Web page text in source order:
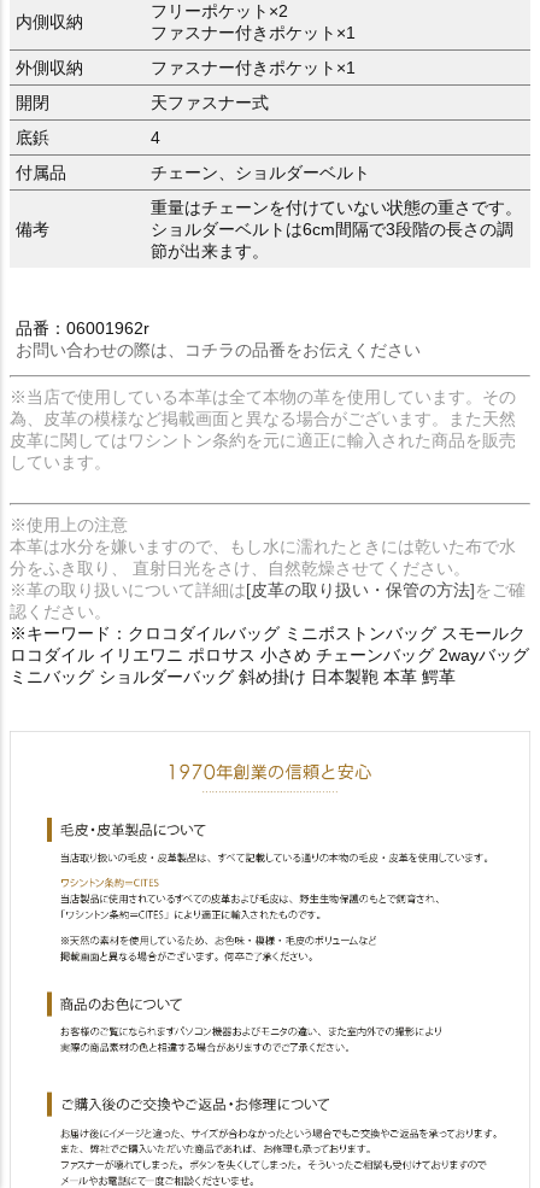
内側収納
フリーポケット×2
ファスナー付きポケット×1
外側収納
ファスナー付きポケット×1
開閉
天ファスナー式
底鋲
4
付属品
チェーン、ショルダーベルト
備考
重量はチェーンを付けていない状態の重さです。
ショルダーベルトは6cm間隔で3段階の長さの調
節が出来ます。
品番：06001962r
お問い合わせの際は、コチラの品番をお伝えください
※当店で使用している本革は全て本物の革を使用しています。その
為、皮革の模様など掲載画面と異なる場合がございます。また天然
皮革に関してはワシントン条約を元に適正に輸入された商品を販売
しています。
※使用上の注意
本革は水分を嫌いますので、もし水に濡れたときには乾いた布で水
分をふき取り、 直射日光をさけ、自然乾燥させてください。
※革の取り扱いについて詳細は[皮革の取り扱い・保管の方法]をご確
認ください。
※キーワード：クロコダイルバッグ ミニボストンバッグ スモールク
ロコダイル イリエワニ ポロサス 小さめ チェーンバッグ 2wayバッグ
ミニバッグ ショルダーバッグ 斜め掛け 日本製鞄 本革 鰐革